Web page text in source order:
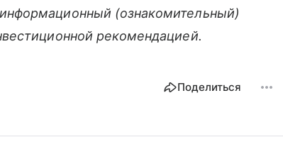
(ознакомительный)
рекомендацией.
Поделиться